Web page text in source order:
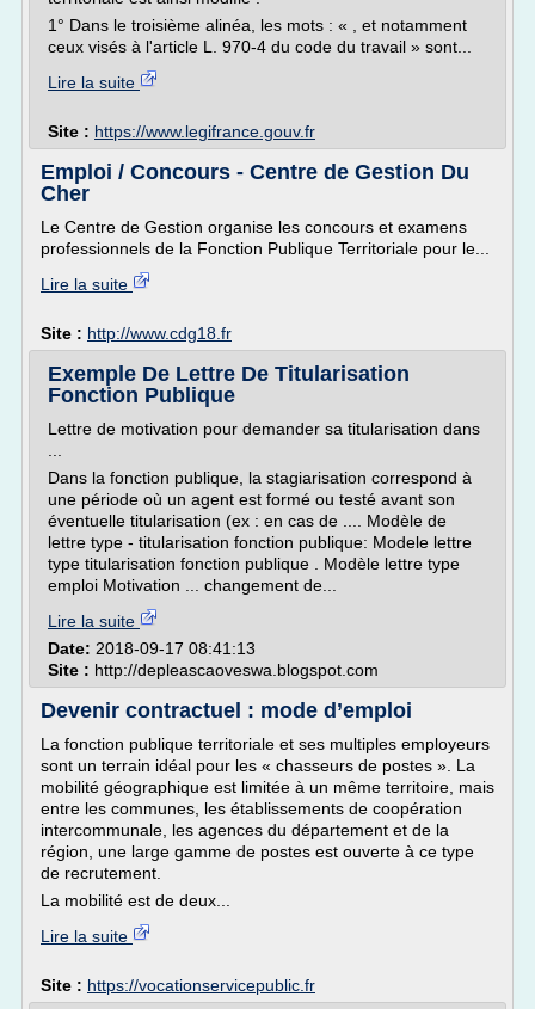
1° Dans le troisième alinéa, les mots : « , et notamment
ceux visés à l'article L. 970-4 du code du travail » sont...
Lire la suite
Site : https://www.legifrance.gouv.fr
Emploi / Concours - Centre de Gestion Du
Cher
Le Centre de Gestion organise les concours et examens
professionnels de la Fonction Publique Territoriale pour le...
Lire la suite
Site : http://www.cdg18.fr
Exemple De Lettre De Titularisation
Fonction Publique
Lettre de motivation pour demander sa titularisation dans
Dans la fonction publique, la stagiarisation correspond à
une période où un agent est formé ou testé avant son
éventuelle titularisation (ex : en cas de .... Modèle de
lettre type - titularisation fonction publique: Modele lettre
type titularisation fonction publique . Modèle lettre type
emploi Motivation ... changement de...
Lire la suite
Date: 2018-09-17 08:41:13
Site : http://depleascaoveswa.blogspot.com
Devenir contractuel : mode d’emploi
La fonction publique territoriale et ses multiples employeurs
sont un terrain idéal pour les « chasseurs de postes ». La
mobilité géographique est limitée à un même territoire, mais
entre les communes, les établissements de coopération
intercommunale, les agences du département et de la
région, une large gamme de postes est ouverte à ce type
de recrutement.
La mobilité est de deux...
Lire la suite
Site : https://vocationservicepublic.fr